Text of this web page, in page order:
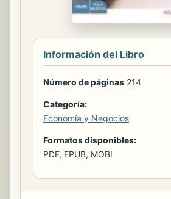
Información del Libro
Número de páginas 214
Categoría:
Economía y Negocios
Formatos disponibles:
PDF, EPUB, MOBI